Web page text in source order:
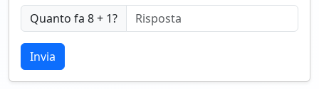
Quanto fa 8 + 1?
Invia